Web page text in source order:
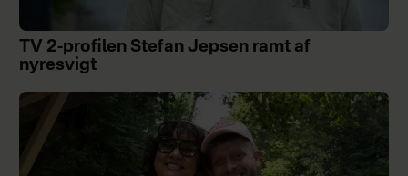
TV 2-profilen Stefan Jepsen ramt af
nyresvigt